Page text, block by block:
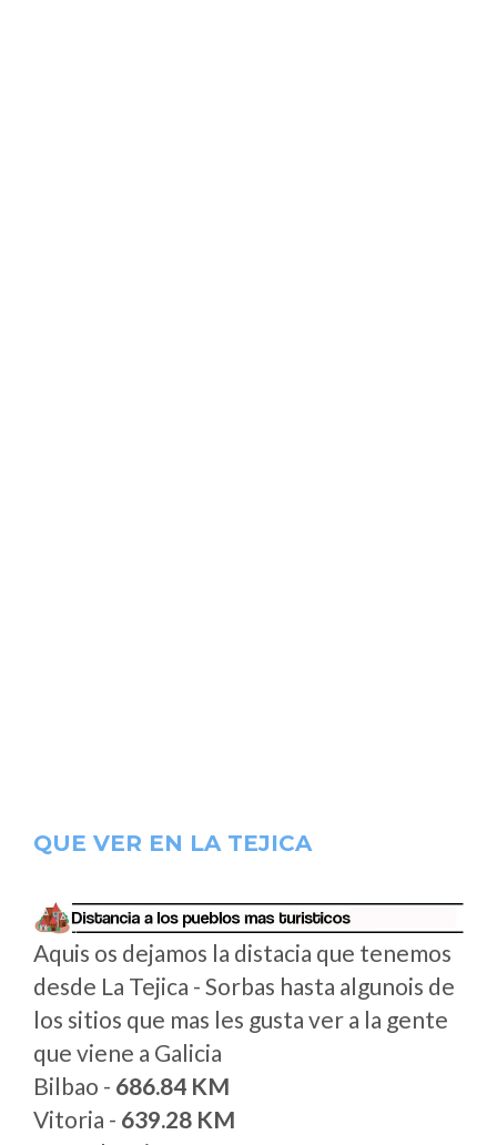
QUE VER EN LA TEJICA
Aquis os dejamos la distacia que tenemos
desde La Tejica - Sorbas hasta algunois de
los sitios que mas les gusta ver a la gente
que viene a Galicia
Bilbao - 686.84 KM
Vitoria - 639.28 KM